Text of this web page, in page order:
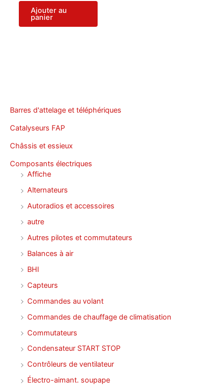
Barres d'attelage et téléphériques
Catalyseurs FAP
Châssis et essieux
Composants électriques
Affiche
Alternateurs
Autoradios et accessoires
autre
Autres pilotes et commutateurs
Balances à air
BHI
Capteurs
Commandes au volant
Commandes de chauffage de climatisation
Commutateurs
Condensateur START STOP
Contrôleurs de ventilateur
Électro-aimant. soupape
Ajouter au
panier